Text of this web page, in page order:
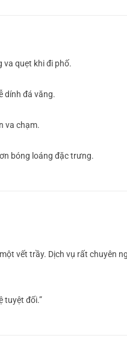
quẹt khi đi phố.
dính đá văng.
va chạm.
bóng loáng đặc trưng.
vết trầy. Dịch vụ rất chuyên
tuyệt đối.”